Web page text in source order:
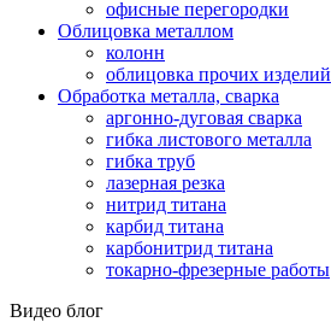
офисные перегородки
Облицовка металлом
колонн
облицовка прочих изделий
Обработка металла, сварка
аргонно-дуговая сварка
гибка листового металла
гибка труб
лазерная резка
нитрид титана
карбид титана
карбонитрид титана
токарно-фрезерные работы
Видео блог